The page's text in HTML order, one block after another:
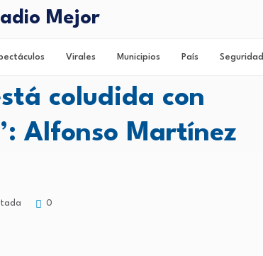
Virales Municipios País Seguridad
coludida con
Alfonso Martínez
0